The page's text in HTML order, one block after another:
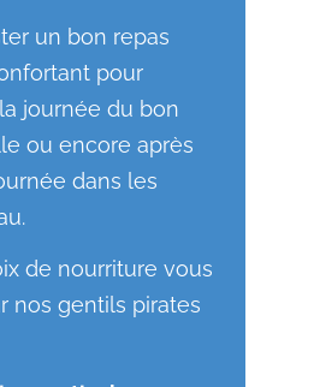
un bon repas
pour
journée du bon
ou encore après
dans les
de nourriture vous
nos gentils pirates